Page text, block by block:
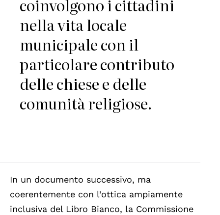
coinvolgono i cittadini
nella vita locale
municipale con il
particolare contributo
delle chiese e delle
comunità religiose.
In un documento successivo, ma
coerentemente con l’ottica ampiamente
inclusiva del Libro Bianco, la Commissione